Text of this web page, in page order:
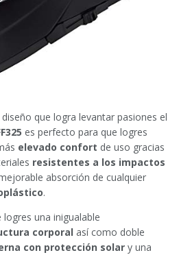
que logra levantar pasiones el
es perfecto para que logres
elevado confort de uso gracias
resistentes a los impactos
absorción de cualquier
.
una inigualable
corporal así como doble
con protección solar y una